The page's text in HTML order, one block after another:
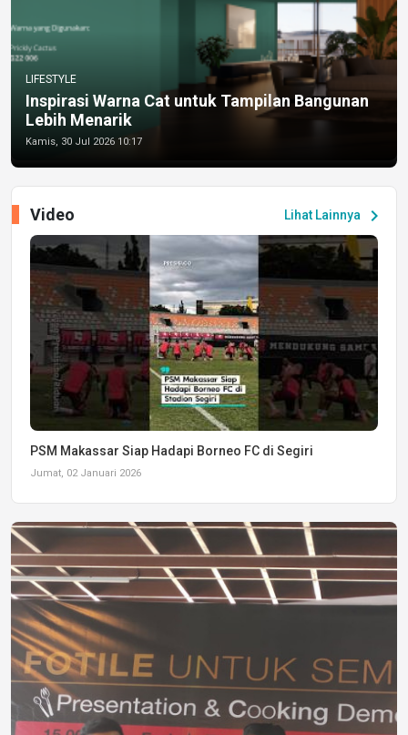
LIFESTYLE
Inspirasi Warna Cat untuk Tampilan Bangunan
Lebih Menarik
Kamis, 30 Jul 2026 10:17
Lihat Lainnya chevron_right
Video
PSM Makassar Siap Hadapi Borneo FC di Segiri
Jumat, 02 Januari 2026